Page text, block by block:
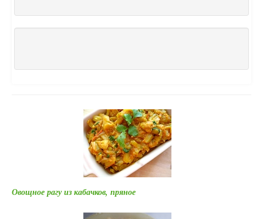
Овощное рагу из кабачков, пряное